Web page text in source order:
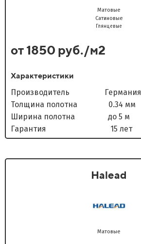
Матовые
Сатиновые
Глянцевые
от 1850 руб./м2
Характеристики
Производитель Германия
Толщина полотна 0.34 мм
Ширина полотна до 5 м
Гарантия 15 лет
Halead
Матовые